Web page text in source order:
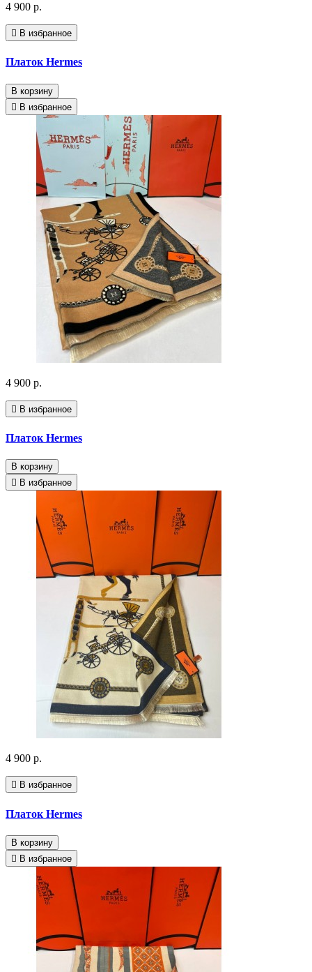
4 900 р.
В избранное
Платок Hermes
В корзину
В избранное
4 900 р.
В избранное
Платок Hermes
В корзину
В избранное
4 900 р.
В избранное
Платок Hermes
В корзину
В избранное